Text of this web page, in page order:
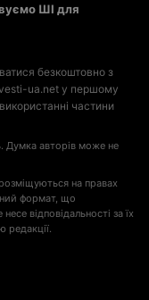
ШІ для
безкоштовно з
ua.net у першому
частини
Думка авторів може не
розміщуються на правах
формат, що
відповідальності за їх
редакції.